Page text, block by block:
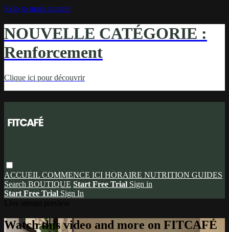
Skip to main content
NOUVELLE CATÉGORIE :
Renforcement
Clique ici pour découvrir
ACCUEIL COMMENCE ICI HORAIRE NUTRITION GUIDES
Search BOUTIQUE Start Free Trial Sign in
Start Free Trial Sign In
Watch this video and more on FITCAFÉ